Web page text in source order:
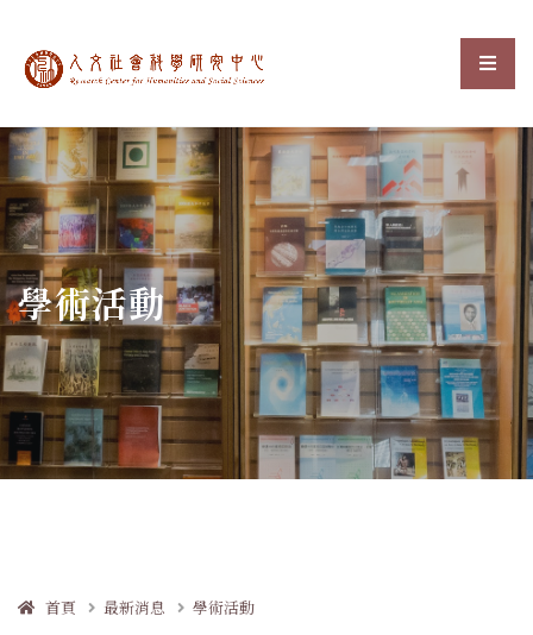
中央研究院人文社會科選
:::
學術活動
首頁 最新消息 學術活動